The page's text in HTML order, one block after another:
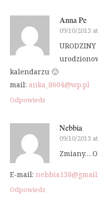
Anna Pe
09/10/2013
kalendarzu 🙂
mail: anka_8604@wp.pl
Odpowiedz
Nebbia
09/10/2013
Zmiany…
E-mail:
Odpowiedz